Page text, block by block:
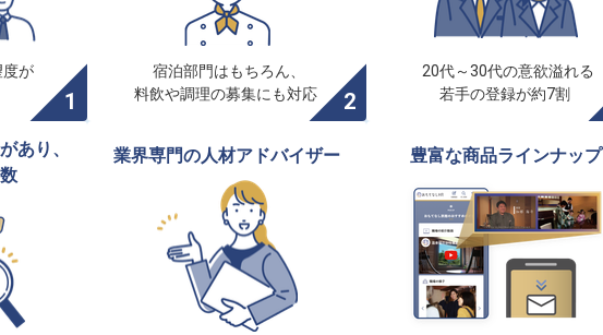
が
宿泊部門はもちろん、
料飲や調理の募集にも対応
20代～30代の意欲溢れる
若手の登録が約7割
あり、
業界専門の人材アドバイザー 豊富な商品ラインナップ